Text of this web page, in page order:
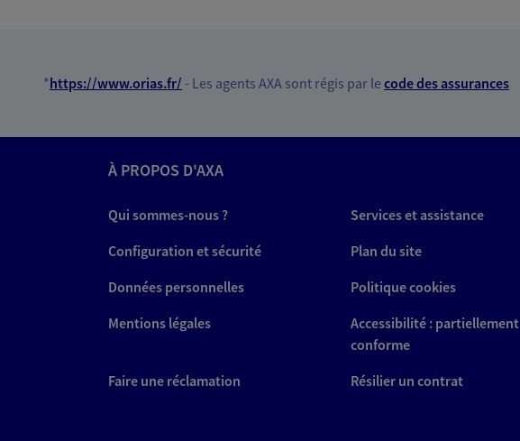
*https://www.orias.fr/ - Les agents AXA sont régis par lecode des assurances
À PROPOS D'AXA
Qui sommes-nous ?
Services et assistance
Configuration et sécurité
Plan du site
Données personnelles
Politique cookies
Mentions légales
Accessibilité : partiellement
conforme
Faire une réclamation
Résilier un contrat